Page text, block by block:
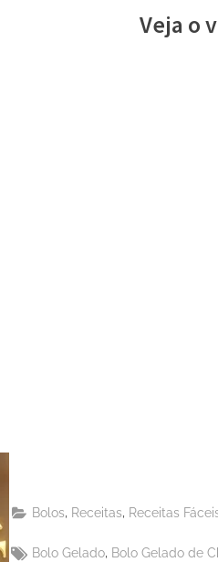
Veja o
X
Bolos Receitas Receitas
Tags:
Bolo Gelado, Bolo Gelado de